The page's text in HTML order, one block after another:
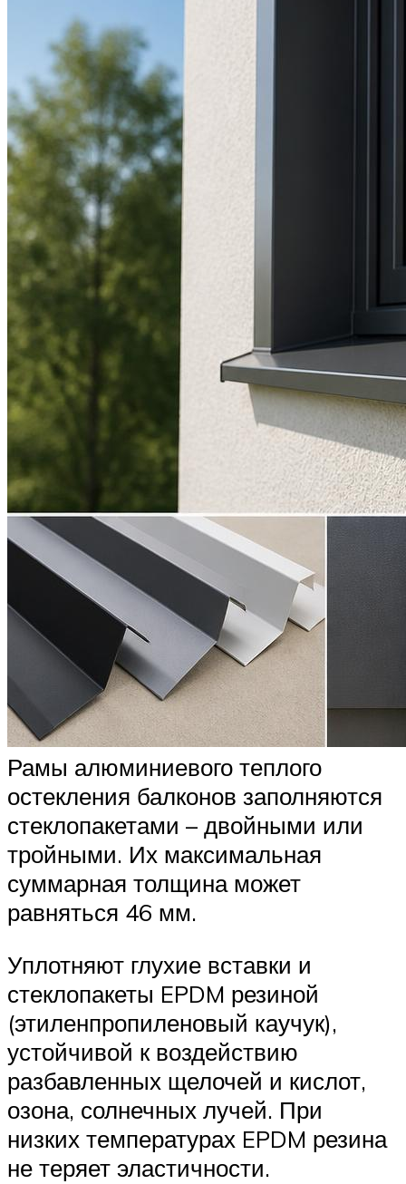
Рамы алюминиевого теплого
остекления балконов заполняются
стеклопакетами – двойными или
тройными. Их максимальная
суммарная толщина может
равняться 46 мм.
Уплотняют глухие вставки и
стеклопакеты EPDM резиной
(этиленпропиленовый каучук),
устойчивой к воздействию
разбавленных щелочей и кислот,
озона, солнечных лучей. При
низких температурах EPDM резина
не теряет эластичности.